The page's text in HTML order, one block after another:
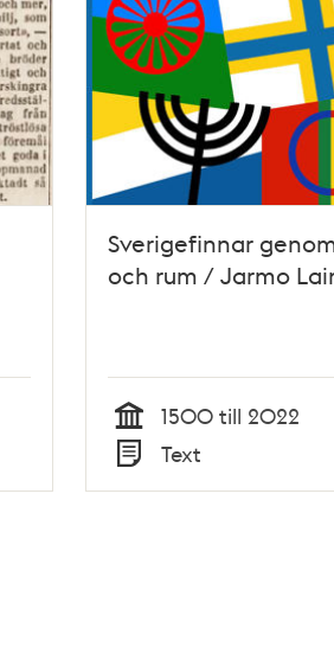
Sverigefinnar
och rum / Jarmo
Tid
1500 till 2022
Typ
Text